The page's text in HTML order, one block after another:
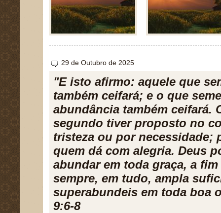
29 de Outubro de 2025
"E isto afirmo: aquele que
também ceifará; e o que
abundância também ceifará.
segundo tiver proposto no
tristeza ou por necessidade;
quem dá com alegria. Deus
abundar em toda graça, a
sempre, em tudo, ampla
superabundeis em toda boa
9:6-8